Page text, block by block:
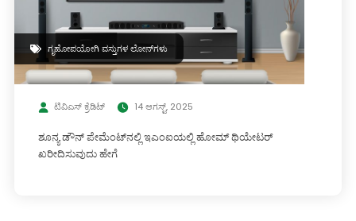
ಗೃಹೋಪಯೋಗಿ ವಸ್ತುಗಳ ಲೋನ್‌ಗಳು
ಟಿವಿಎಸ್ ಕ್ರೆಡಿಟ್ 14 ಆಗಸ್ಟ್, 2025
ಶೂನ್ಯ ಡೌನ್ ಪೇಮೆಂಟ್‌ನಲ್ಲಿ ಇಎಂಐಯಲ್ಲಿ ಹೋಮ್ ಥಿಯೇಟರ್
ಖರೀದಿಸುವುದು ಹೇಗೆ